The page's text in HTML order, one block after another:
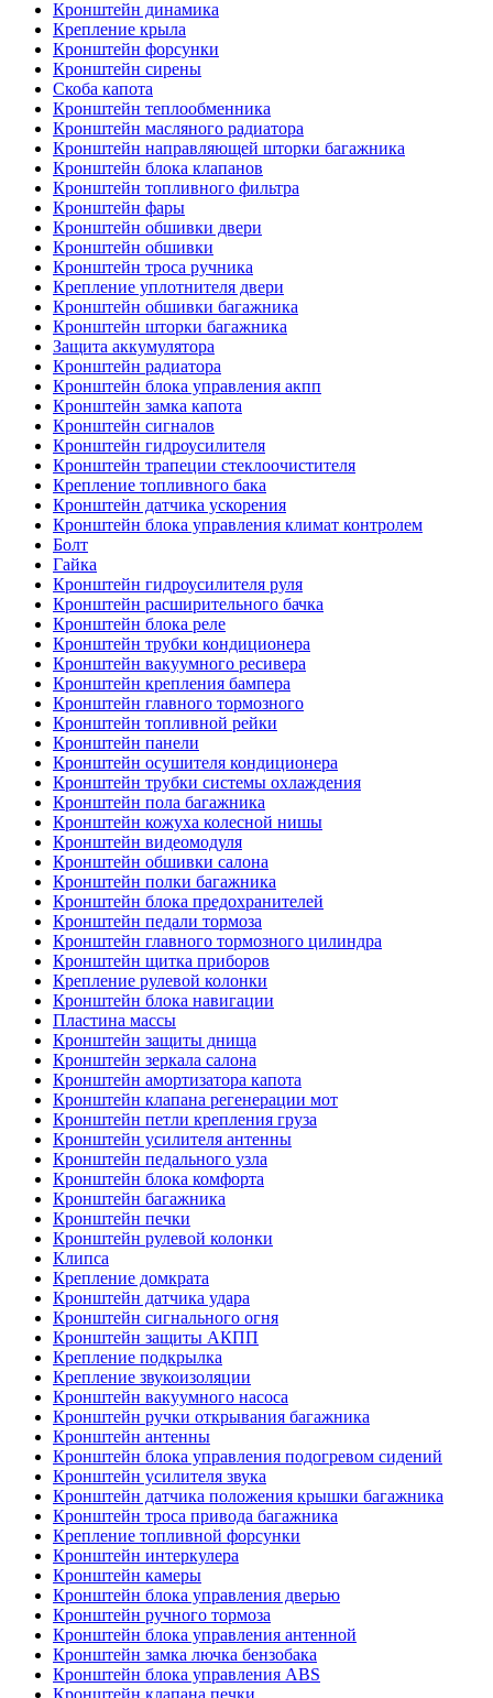
Кронштейн динамика
Крепление крыла
Кронштейн форсунки
Кронштейн сирены
Скоба капота
Кронштейн теплообменника
Кронштейн масляного радиатора
Кронштейн направляющей шторки багажника
Кронштейн блока клапанов
Кронштейн топливного фильтра
Кронштейн фары
Кронштейн обшивки двери
Кронштейн обшивки
Кронштейн троса ручника
Крепление уплотнителя двери
Кронштейн обшивки багажника
Кронштейн шторки багажника
Защита аккумулятора
Кронштейн радиатора
Кронштейн блока управления акпп
Кронштейн замка капота
Кронштейн сигналов
Кронштейн гидроусилителя
Кронштейн трапеции стеклоочистителя
Крепление топливного бака
Кронштейн датчика ускорения
Кронштейн блока управления климат контролем
Болт
Гайка
Кронштейн гидроусилителя руля
Кронштейн расширительного бачка
Кронштейн блока реле
Кронштейн трубки кондиционера
Кронштейн вакуумного ресивера
Кронштейн крепления бампера
Кронштейн главного тормозного
Кронштейн топливной рейки
Кронштейн панели
Кронштейн осушителя кондиционера
Кронштейн трубки системы охлаждения
Кронштейн пола багажника
Кронштейн кожуха колесной нишы
Кронштейн видеомодуля
Кронштейн обшивки салона
Кронштейн полки багажника
Кронштейн блока предохранителей
Кронштейн педали тормоза
Кронштейн главного тормозного цилиндра
Кронштейн щитка приборов
Крепление рулевой колонки
Кронштейн блока навигации
Пластина массы
Кронштейн защиты днища
Кронштейн зеркала салона
Кронштейн амортизатора капота
Кронштейн клапана регенерации мот
Кронштейн петли крепления груза
Кронштейн усилителя антенны
Кронштейн педального узла
Кронштейн блока комфорта
Кронштейн багажника
Кронштейн печки
Кронштейн рулевой колонки
Клипса
Крепление домкрата
Кронштейн датчика удара
Кронштейн сигнального огня
Кронштейн защиты АКПП
Крепление подкрылка
Крепление звукоизоляции
Кронштейн вакуумного насоса
Кронштейн ручки открывания багажника
Кронштейн антенны
Кронштейн блока управления подогревом сидений
Кронштейн усилителя звука
Кронштейн датчика положения крышки багажника
Кронштейн троса привода багажника
Крепление топливной форсунки
Кронштейн интеркулера
Кронштейн камеры
Кронштейн блока управления дверью
Кронштейн ручного тормоза
Кронштейн блока управления антенной
Кронштейн замка лючка бензобака
Кронштейн блока управления ABS
Кронштейн клапана печки